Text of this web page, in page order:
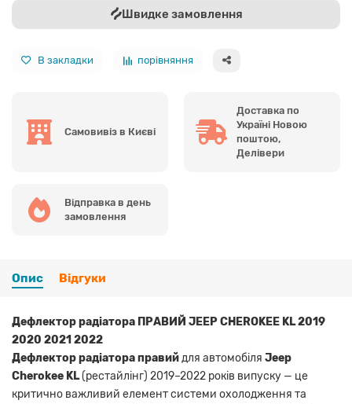
Швидке замовлення
В закладки порівняння
Самовивіз в Києві
Доставка по
Україні Новою
поштою,
Делівери
Відправка в день
замовлення
Опис Відгуки
Дефлектор радіатора ПРАВИЙ JEEP CHEROKEE KL 2019
2020 2021 2022
Дефлектор радіатора правийдля автомобіля Jeep
Cherokee KL(рестайлінг) 2019–2022 років випуску — це
критично важливий елемент системи охолодження та